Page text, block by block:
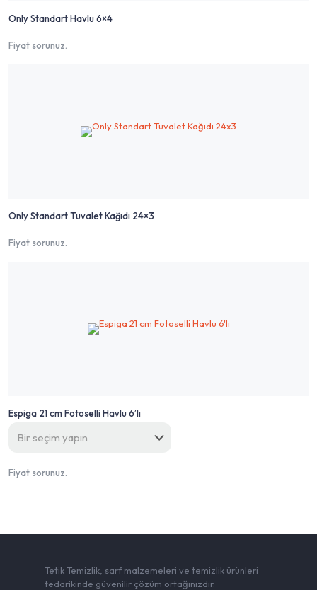
Only Standart Havlu 6×4
Fiyat sorunuz.
Only Standart Tuvalet Kağıdı 24×3
Fiyat sorunuz.
Espiga 21 cm Fotoselli Havlu 6’lı
Fiyat sorunuz.
Tetik Temizlik, sarf malzemeleri ve temizlik ürünleri
tedarikinde güvenilir çözüm ortağınızdır.